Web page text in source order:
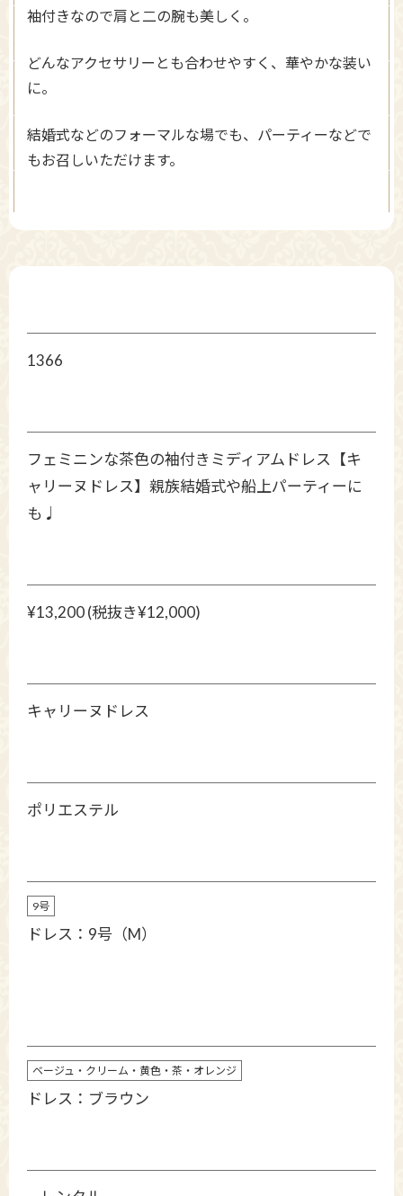
袖付きなので肩と二の腕も美しく。
どんなアクセサリーとも合わせやすく、華やかな装い
に。
結婚式などのフォーマルな場でも、パーティーなどで
もお召しいただけます。
1366
フェミニンな茶色の袖付きミディアムドレス【キ
ャリーヌドレス】親族結婚式や船上パーティーに
も♩
¥13,200 (税抜き¥12,000)
キャリーヌドレス
ポリエステル
9号
ドレス：9号（M）
ベージュ・クリーム・黄色・茶・オレンジ
ドレス：ブラウン